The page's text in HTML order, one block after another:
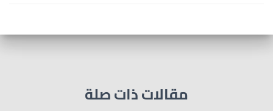
مقالات ذات صلة